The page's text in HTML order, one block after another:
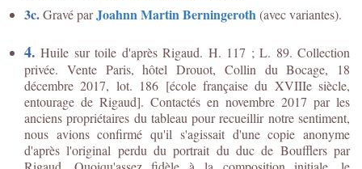
3c.Gravé parJoahnn Martin Berningeroth(avec variantes).
4. Huile sur toile d'après Rigaud. H. 117 ; L. 89. Collection
privée. Vente Paris, hôtel Drouot, Collin du Bocage, 18
décembre 2017, lot. 186 [école française du XVIIIe siècle,
entourage de Rigaud]. Contactés en novembre 2017 par les
anciens propriétaires du tableau pour recueillir notre sentiment,
nous avions confirmé qu'il s'agissait d'une copie anonyme
d'après l'original perdu du portrait du duc de Boufflers par